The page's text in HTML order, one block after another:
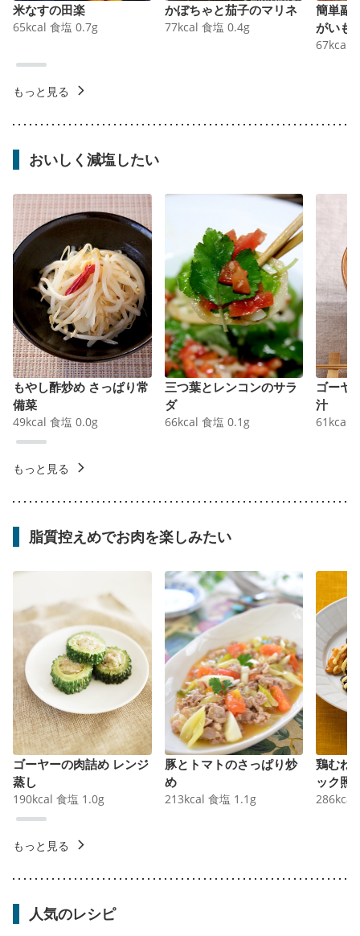
米なすの田楽
65kcal 食塩 0.7g
かぼちゃと茄子のマリネ
77kcal 食塩 0.4g
簡単副
がいも
67kcal
もっと見る
おいしく減塩したい
もやし酢炒め さっぱり常
備菜
49kcal 食塩 0.0g
三つ葉とレンコンのサラ
ダ
66kcal 食塩 0.1 g
ゴーヤ
汁
61 kcal
もっと見る
脂質控えめでお肉を楽しみたい
ゴーヤーの肉詰め レンジ
蒸し
190kcal 食塩 1.0g
豚とトマトのさっぱり炒
め
213kcal 食塩 1.1 g
鶏むね
ック照
286kcal
もっと見る
人気のレシピ